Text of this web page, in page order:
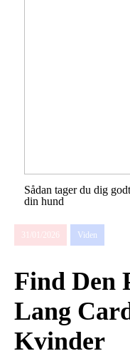
Sådan tager du dig
din hund
31/01/2026 Viden
Find Den
Lang
Kvinder